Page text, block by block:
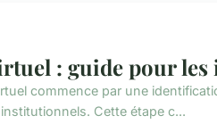
: guide pour
commence par une
Cette étape c...